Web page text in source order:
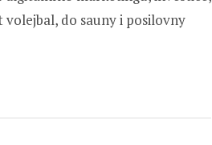
do sauny i posilovny